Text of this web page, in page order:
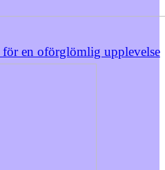
en oförglömlig upplevelse